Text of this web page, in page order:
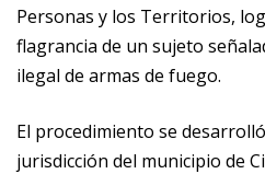
Personas y los Territorios,
flagrancia de un sujeto
ilegal de armas de fuego.
El procedimiento se
jurisdicción del municipio de